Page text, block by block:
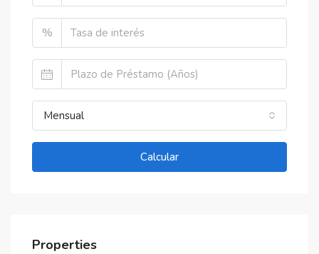
%
Mensual
Calcular
Properties